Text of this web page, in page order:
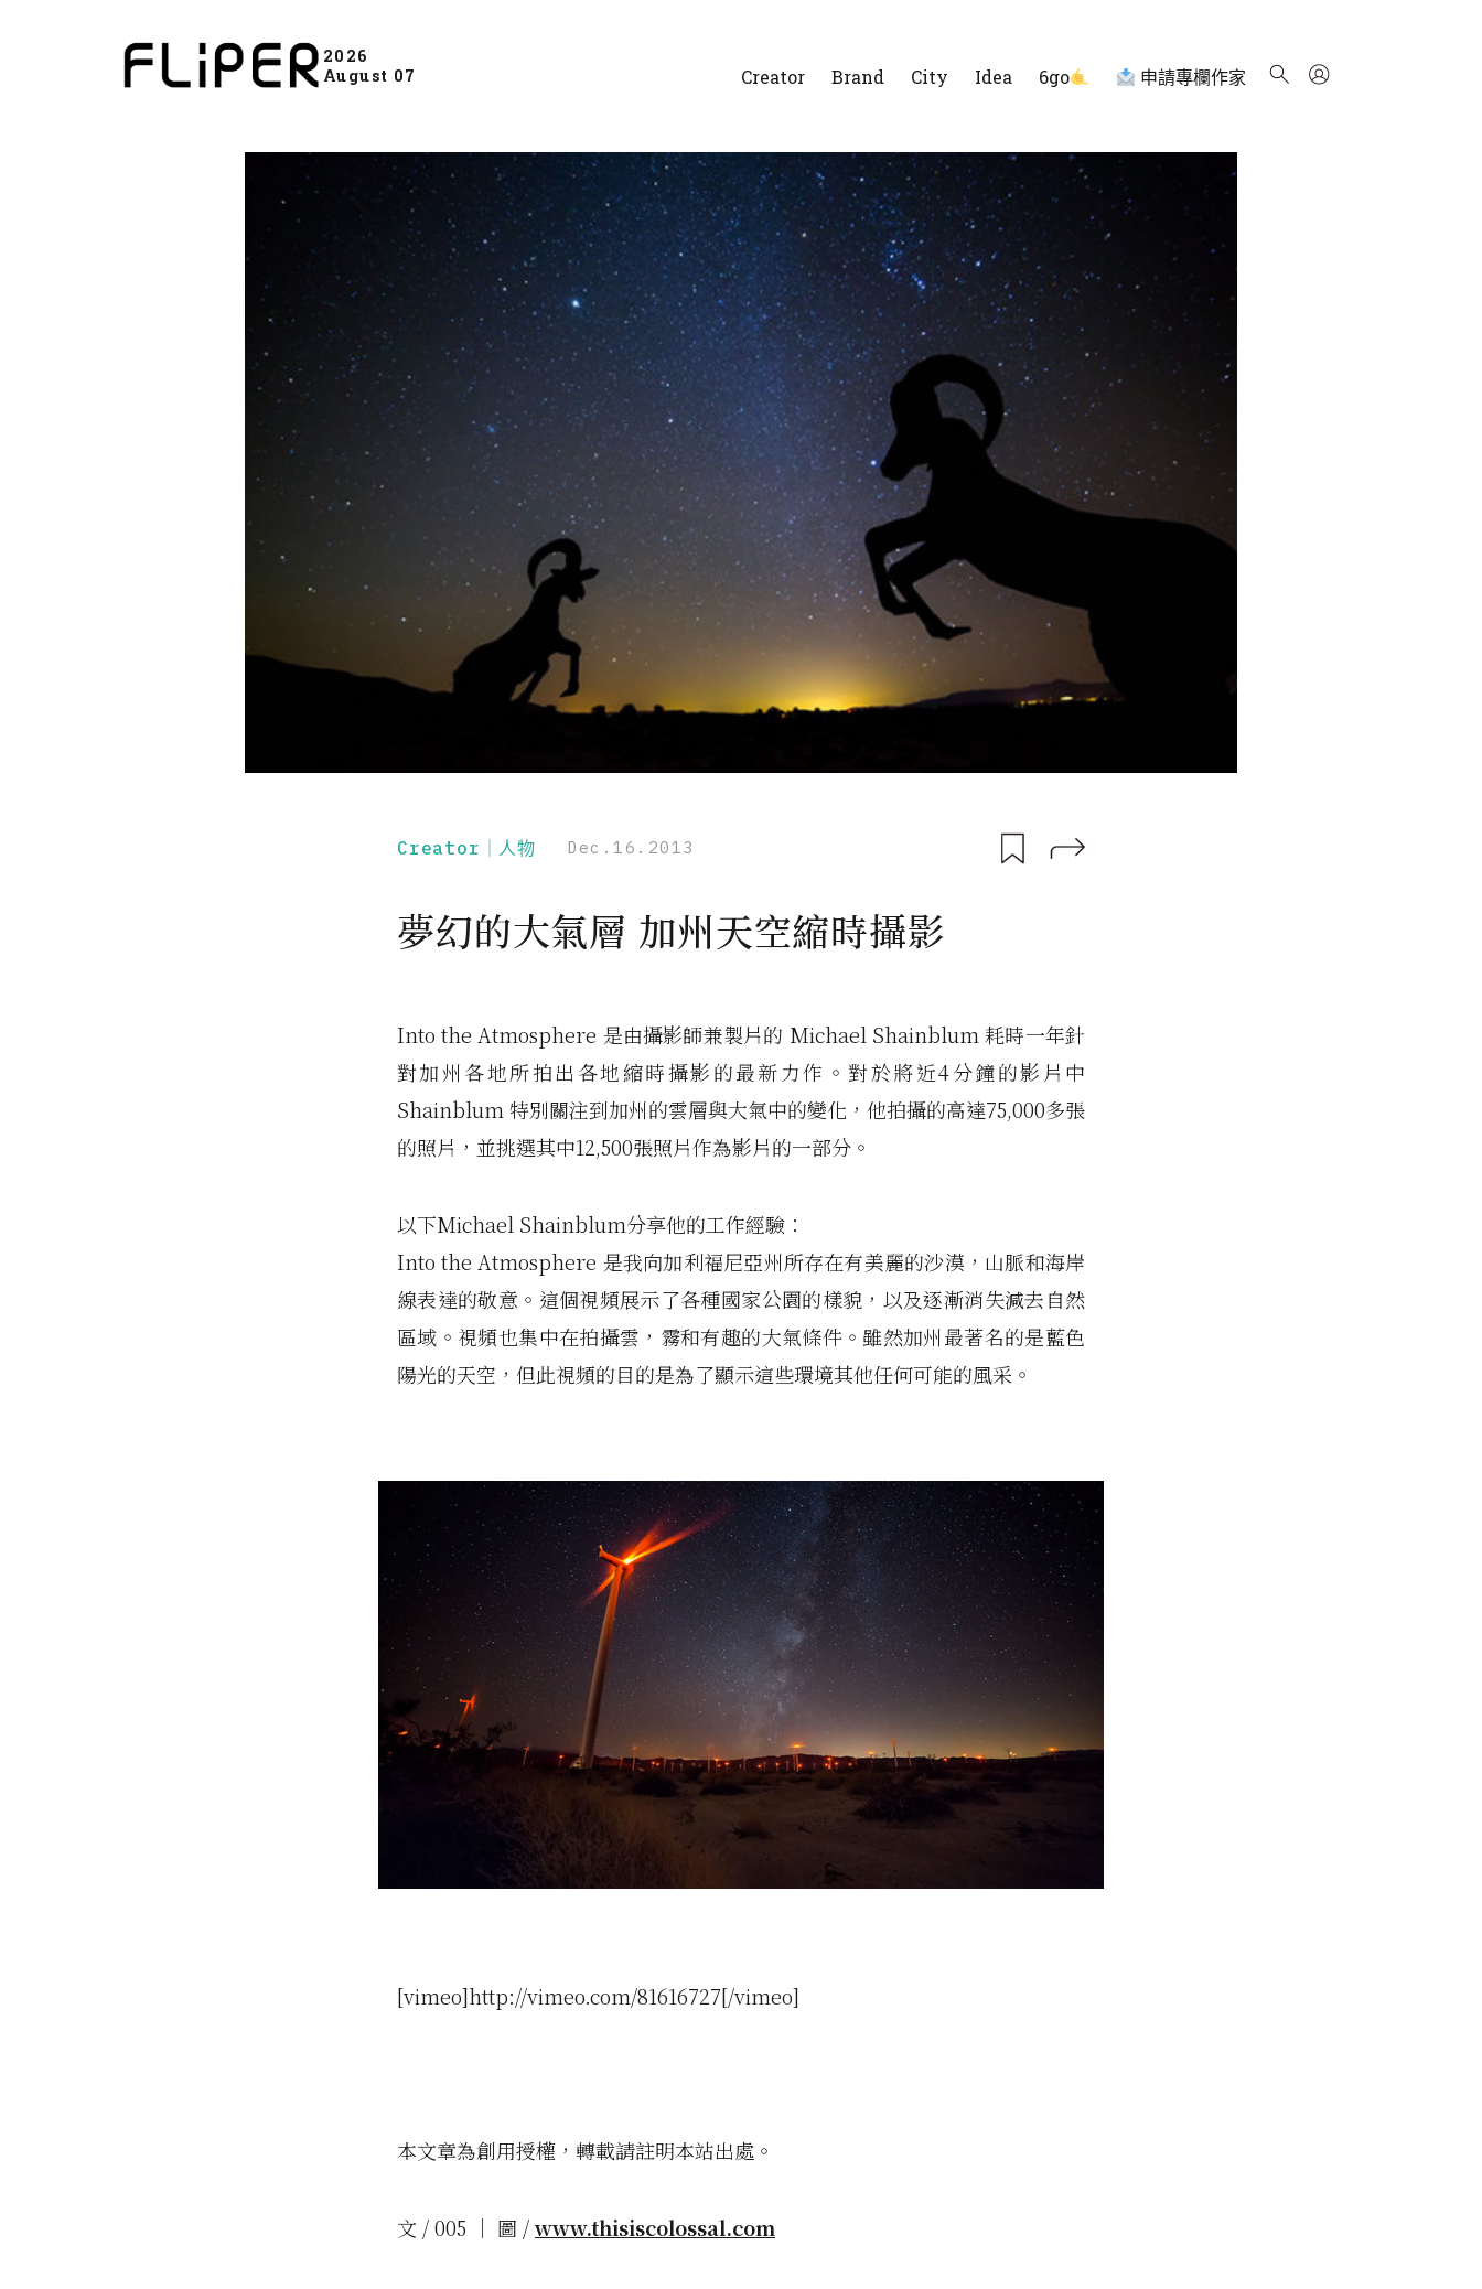
2026
August 07
Creator Brand City Idea 6go 申請專欄作家
Creator｜人物 Dec.16.2013
夢幻的大氣層 加州天空縮時攝影
Into the Atmosphere 是由攝影師兼製片的 Michael Shainblum 耗時一年針
對加州各地所拍出各地縮時攝影的最新力作。對於將近4分鐘的影片中
Shainblum 特別關注到加州的雲層與大氣中的變化，他拍攝的高達75,000多張
的照片，並挑選其中12,500張照片作為影片的一部分。
以下Michael Shainblum分享他的工作經驗：
Into the Atmosphere 是我向加利福尼亞州所存在有美麗的沙漠，山脈和海岸
線表達的敬意。這個視頻展示了各種國家公園的樣貌，以及逐漸消失減去自然
區域。視頻也集中在拍攝雲，霧和有趣的大氣條件。雖然加州最著名的是藍色
陽光的天空，但此視頻的目的是為了顯示這些環境其他任何可能的風采。
[vimeo]http://vimeo.com/81616727[/vimeo]
本文章為創用授權，轉載請註明本站出處。
文 / 005 │ 圖 /www.thisiscolossal.com